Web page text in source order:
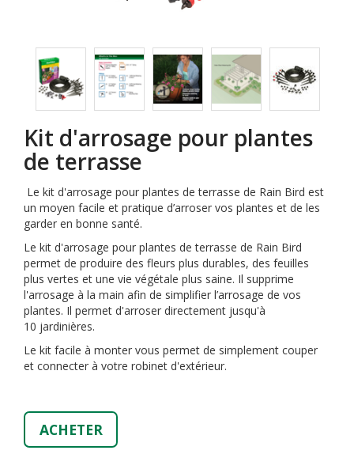
Kit d'arrosage pour plantes
de terrasse
Le kit d'arrosage pour plantes de terrasse de Rain Bird est
un moyen facile et pratique d’arroser vos plantes et de les
garder en bonne santé.
Le kit d'arrosage pour plantes de terrasse de Rain Bird
permet de produire des fleurs plus durables, des feuilles
plus vertes et une vie végétale plus saine. Il supprime
l'arrosage à la main afin de simplifier l’arrosage de vos
plantes. Il permet d'arroser directement jusqu'à
10 jardinières.
Le kit facile à monter vous permet de simplement couper
et connecter à votre robinet d'extérieur.
ACHETER